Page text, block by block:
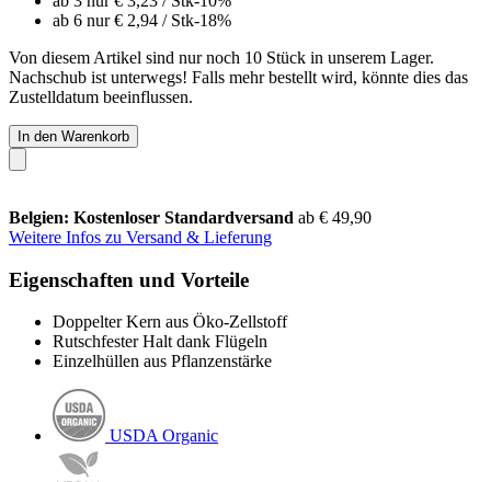
ab 6 nur€ 2,94 / Stk-18%
Von diesem Artikel sind nur noch 10 Stück in unserem Lager.
Nachschub ist unterwegs! Falls mehr bestellt wird, könnte dies das
Zustelldatum beeinflussen.
In den Warenkorb
Belgien: Kostenloser Standardversand ab € 49,90
Weitere Infos zu Versand & Lieferung
Eigenschaften und Vorteile
Doppelter Kern aus Öko-Zellstoff
Rutschfester Halt dank Flügeln
Einzelhüllen aus Pflanzenstärke
USDA Organic